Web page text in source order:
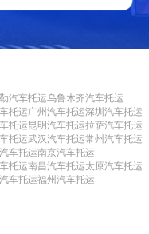
汽车托运乌鲁木齐汽车托运
托运广州汽车托运深圳汽车托运
托运昆明汽车托运拉萨汽车托运
托运武汉汽车托运常州汽车托运
车托运南京汽车托运
托运南昌汽车托运太原汽车托运
车托运福州汽车托运